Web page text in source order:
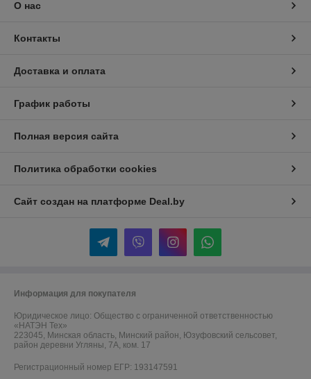
О нас
Контакты
Доставка и оплата
График работы
Полная версия сайта
Политика обработки cookies
Сайт создан на платформе Deal.by
Информация для покупателя
Юридическое лицо: Общество с ограниченной ответственностью
«НАТЭН Тех»
223045, Минская область, Минский район, Юзуфовский сельсовет,
район деревни Угляны, 7А, ком. 17
Регистрационный номер ЕГР: 193147591